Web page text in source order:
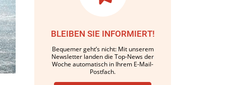
BLEIBEN SIE INFORMIERT!
Bequemer geht’s nicht: Mit unserem
Newsletter landen die Top-News der
Woche automatisch in Ihrem E-Mail-
Postfach.